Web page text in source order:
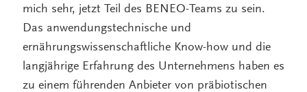
mich sehr, jetzt Teil des BENEO-Teams zu sein.
Das anwendungstechnische und
ernährungswissenschaftliche Know-how und die
langjährige Erfahrung des Unternehmens haben es
zu einem führenden Anbieter von präbiotischen